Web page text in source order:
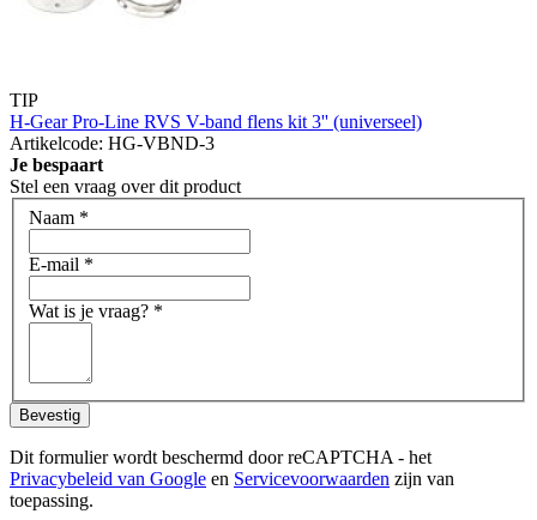
TIP
H-Gear Pro-Line RVS V-band flens kit 3'' (universeel)
Artikelcode: HG-VBND-3
Je bespaart
Stel een vraag over dit product
Naam *
E-mail *
Wat is je vraag? *
Bevestig
Dit formulier wordt beschermd door reCAPTCHA - het
Privacybeleid van Google en Servicevoorwaarden zijn van
toepassing.